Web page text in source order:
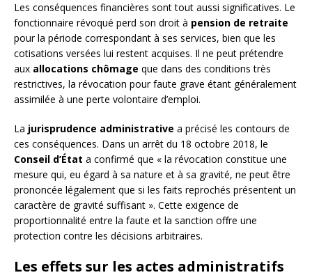
Les conséquences financières sont tout aussi significatives. Le
fonctionnaire révoqué perd son droit à pension de retraite
pour la période correspondant à ses services, bien que les
cotisations versées lui restent acquises. Il ne peut prétendre
aux allocations chômage que dans des conditions très
restrictives, la révocation pour faute grave étant généralement
assimilée à une perte volontaire d’emploi.
La jurisprudence administrative a précisé les contours de
ces conséquences. Dans un arrêt du 18 octobre 2018, le
Conseil d’État a confirmé que « la révocation constitue une
mesure qui, eu égard à sa nature et à sa gravité, ne peut être
prononcée légalement que si les faits reprochés présentent un
caractère de gravité suffisant ». Cette exigence de
proportionnalité entre la faute et la sanction offre une
protection contre les décisions arbitraires.
Les effets sur les actes administratifs